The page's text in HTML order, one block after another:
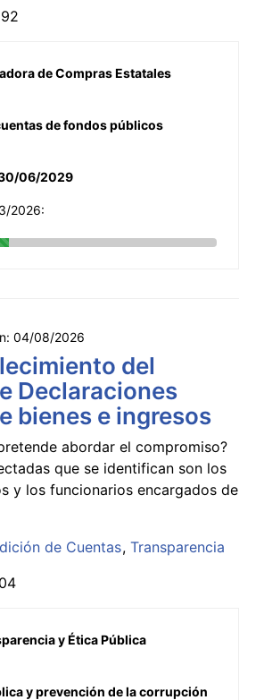
de Compras Estatales
de fondos públicos
06/2029
2026:
04/08/2026
del
Declaraciones
bienes e ingresos
abordar el compromiso?
que se identifican son los
y los funcionarios encargados de
de Cuentas Transparencia
y Ética Pública
y prevención de la corrupción